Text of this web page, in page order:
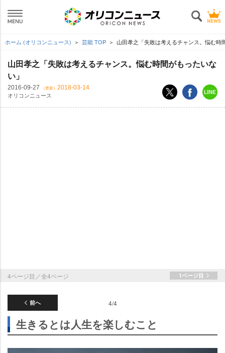
ホーム (オリコンニュース) 芸能 TOP 山田孝之「失敗は考えるチャンス。悩む時
山田孝之「失敗は考えるチャンス。悩む時間がもったいな
い」
2016-09-27 （更新） 2018-03-14
オリコンニュース
4ページ目／全4ページ 1ページ目
前へ 4/4
生きるとは人生を楽しむこと